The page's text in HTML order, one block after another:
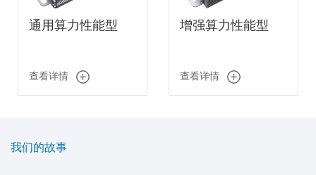
通用算力性能型
查看详情
增强算力性能型
查看详情
我们的故事